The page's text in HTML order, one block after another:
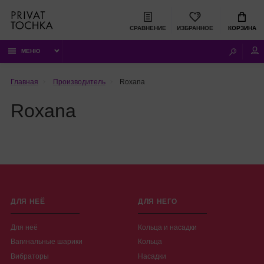
СРАВНЕНИЕ ИЗБРАННОЕ КОРЗИНА
МЕНЮ
Главная Производитель Roxana
Roxana
ДЛЯ НЕЁ
Для неё
Вагинальные шарики
Вибраторы
ДЛЯ НЕГО
Кольца и насадки
Кольца
Насадки